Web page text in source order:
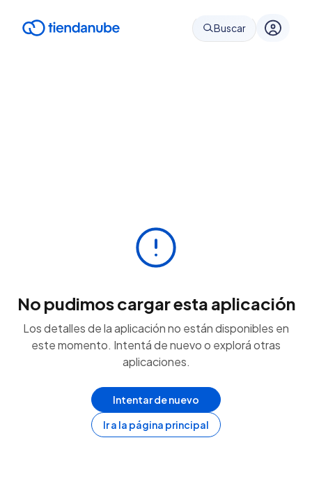
Buscar
No pudimos cargar esta aplicación
Los detalles de la aplicación no están disponibles en
este momento. Intentá de nuevo o explorá otras
aplicaciones.
Intentar de nuevo
Ir a la página principal